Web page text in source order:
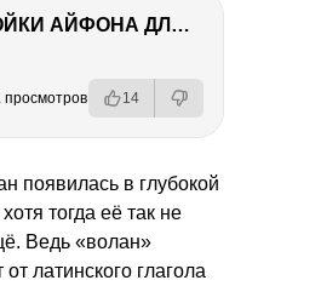
НАСТРОЙКИ АЙФОНА ДЛЯ ФОТО И ВИДЕО
просмотров 14
появилась в глубокой
тогда её так не
Ведь «волан»
латинского глагола